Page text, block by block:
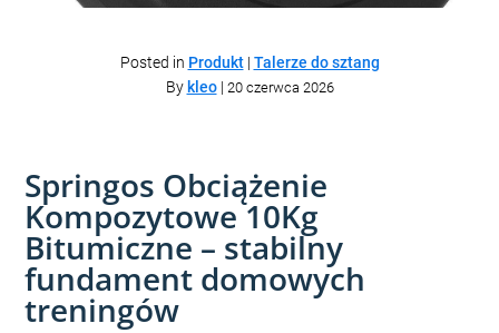
Posted in Produkt| Talerze do sztang
By kleo| 20 czerwca 2026
Springos Obciążenie
Kompozytowe 10Kg
Bitumiczne – stabilny
fundament domowych
treningów